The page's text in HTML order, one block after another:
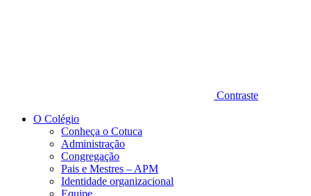
Contraste
O Colégio
Conheça o Cotuca
Administração
Congregação
Pais e Mestres – APM
Identidade organizacional
Equipe